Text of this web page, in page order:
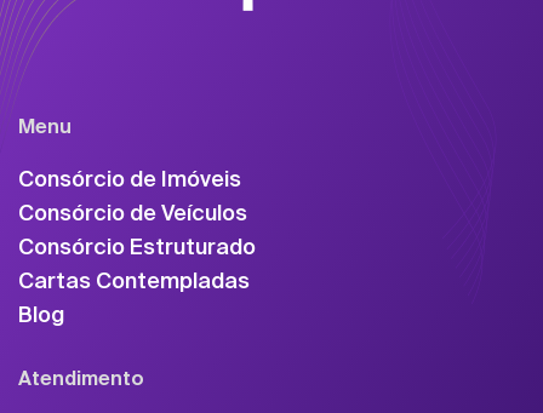
Menu
Consórcio de Imóveis
Consórcio de Veículos
Consórcio Estruturado
Cartas Contempladas
Blog
Atendimento